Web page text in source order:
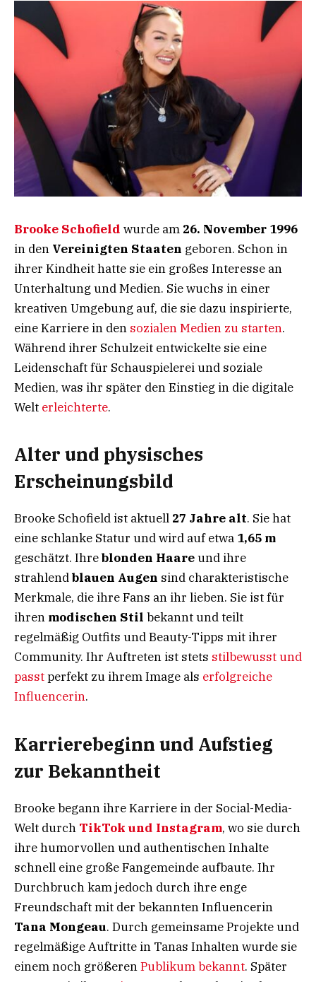
Brooke Schofield wurde am 26. November 1996
in den Vereinigten Staaten geboren. Schon in
ihrer Kindheit hatte sie ein großes Interesse an
Unterhaltung und Medien. Sie wuchs in einer
kreativen Umgebung auf, die sie dazu inspirierte,
eine Karriere in den sozialen Medien zu starten.
Während ihrer Schulzeit entwickelte sie eine
Leidenschaft für Schauspielerei und soziale
Medien, was ihr später den Einstieg in die digitale
Welt erleichterte.
Alter und physisches
Erscheinungsbild
Brooke Schofield ist aktuell 27 Jahre alt. Sie hat
eine schlanke Statur und wird auf etwa 1,65 m
geschätzt. Ihreblonden Haareund ihre
strahlendblauen Augen sind charakteristische
Merkmale, die ihre Fans an ihr lieben. Sie ist für
ihren modischen Stil bekannt und teilt
regelmäßig Outfits und Beauty-Tipps mit ihrer
Community. Ihr Auftreten ist stets stilbewusst und
passtperfekt zu ihrem Image als erfolgreiche
Influencerin.
Karrierebeginn und Aufstieg
zur Bekanntheit
Brooke begann ihre Karriere in der Social-Media-
Welt durch TikTok und Instagram, wo sie durch
ihre humorvollen und authentischen Inhalte
schnell eine große Fangemeinde aufbaute. Ihr
Durchbruch kam jedoch durch ihre enge
Freundschaft mit der bekannten Influencerin
Tana Mongeau. Durch gemeinsame Projekte und
regelmäßige Auftritte in Tanas Inhalten wurde sie
einem noch größerenPublikum bekannt. Später